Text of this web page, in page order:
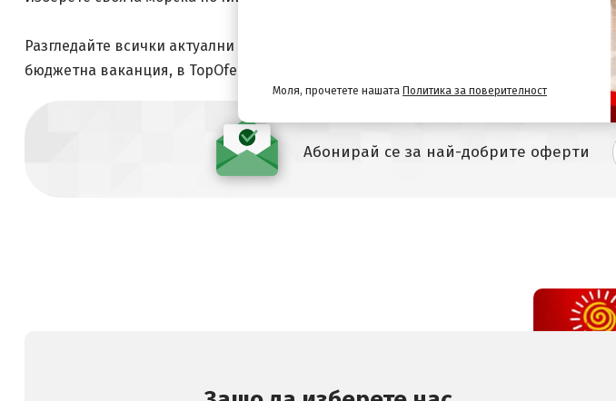
Разгледайте всички актуални оферти за
в България и
бюджетна ваканция, в TopOfertite ще откриете идеалната почивка. А може да
Абонирай се за най-добрите оферти
Моля, прочетете нашата Политика за поверителност